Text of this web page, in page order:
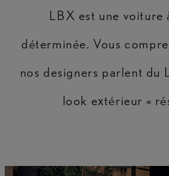
LBX est une voiture
déterminée. Vous
nos designers parlent du
look extérieur «